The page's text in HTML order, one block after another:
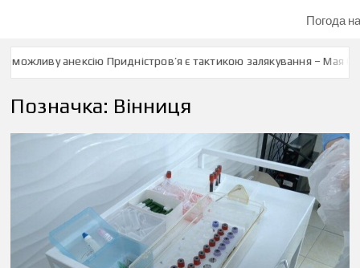
Погода
можливу анексію Придністров’я є тактикою залякування – Мая
Позначка: Вінниця